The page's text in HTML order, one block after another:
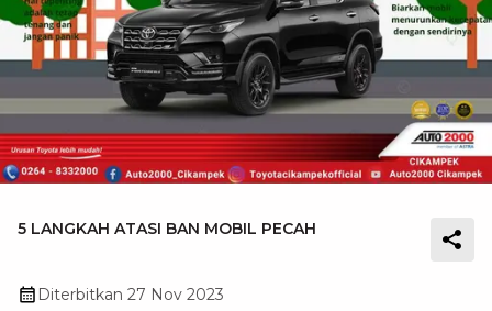
5 LANGKAH ATASI BAN MOBIL PECAH
Diterbitkan 27 Nov 2023